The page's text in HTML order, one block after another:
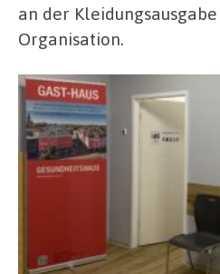
an der
Organisation.